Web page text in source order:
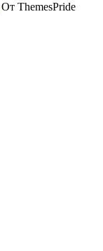
От ThemesPride